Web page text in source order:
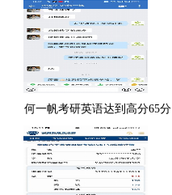
何一帆考研英语达到高分65分